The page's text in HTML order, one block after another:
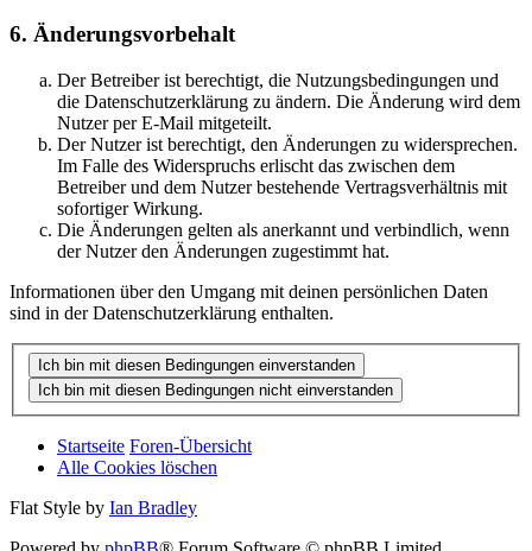
6. Änderungsvorbehalt
Der Betreiber ist berechtigt, die Nutzungsbedingungen und
die Datenschutzerklärung zu ändern. Die Änderung wird dem
Nutzer per E-Mail mitgeteilt.
Der Nutzer ist berechtigt, den Änderungen zu widersprechen.
Im Falle des Widerspruchs erlischt das zwischen dem
Betreiber und dem Nutzer bestehende Vertragsverhältnis mit
sofortiger Wirkung.
Die Änderungen gelten als anerkannt und verbindlich, wenn
der Nutzer den Änderungen zugestimmt hat.
Informationen über den Umgang mit deinen persönlichen Daten
sind in der Datenschutzerklärung enthalten.
Startseite Foren-Übersicht
Alle Cookies löschen
Flat Style by Ian Bradley